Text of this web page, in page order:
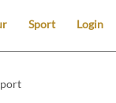
Sport Login